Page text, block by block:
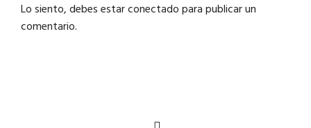
Lo siento, debes estarconectadopara publicar un
comentario.